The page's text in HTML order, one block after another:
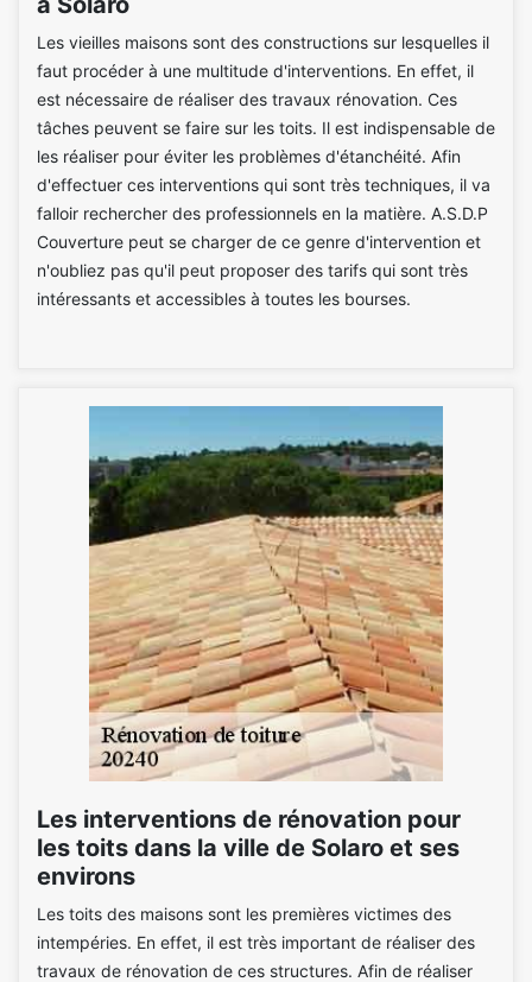
Les vieilles maisons sont des constructions sur lesquelles il
faut procéder à une multitude d'interventions. En effet, il
est nécessaire de réaliser des travaux rénovation. Ces
tâches peuvent se faire sur les toits. Il est indispensable de
les réaliser pour éviter les problèmes d'étanchéité. Afin
d'effectuer ces interventions qui sont très techniques, il va
falloir rechercher des professionnels en la matière. A.S.D.P
Couverture peut se charger de ce genre d'intervention et
n'oubliez pas qu'il peut proposer des tarifs qui sont très
intéressants et accessibles à toutes les bourses.
Les interventions de rénovation pour
les toits dans la ville de Solaro et ses
environs
Les toits des maisons sont les premières victimes des
intempéries. En effet, il est très important de réaliser des
travaux de rénovation de ces structures. Afin de réaliser